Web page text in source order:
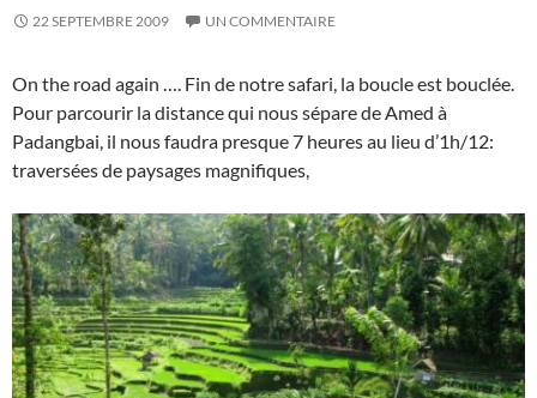
22 SEPTEMBRE 2009 UN COMMENTAIRE
On the road again …. Fin de notre safari, la boucle est bouclée.
Pour parcourir la distance qui nous sépare de Amed à
Padangbai, il nous faudra presque 7 heures au lieu d’1h/12:
traversées de paysages magnifiques,